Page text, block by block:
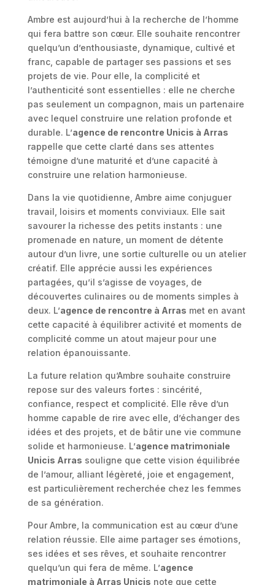
Ambre est aujourd’hui à la recherche de l’homme
qui fera battre son cœur. Elle souhaite rencontrer
quelqu’un d’enthousiaste, dynamique, cultivé et
franc, capable de partager ses passions et ses
projets de vie. Pour elle, la complicité et
l’authenticité sont essentielles : elle ne cherche
pas seulement un compagnon, mais un partenaire
avec lequel construire une relation profonde et
durable. L’agence de rencontre Unicis à Arras
rappelle que cette clarté dans ses attentes
témoigne d’une maturité et d’une capacité à
construire une relation harmonieuse.
Dans la vie quotidienne, Ambre aime conjuguer
travail, loisirs et moments conviviaux. Elle sait
savourer la richesse des petits instants : une
promenade en nature, un moment de détente
autour d’un livre, une sortie culturelle ou un atelier
créatif. Elle apprécie aussi les expériences
partagées, qu’il s’agisse de voyages, de
découvertes culinaires ou de moments simples à
deux. L’agence de rencontre à Arras met en avant
cette capacité à équilibrer activité et moments de
complicité comme un atout majeur pour une
relation épanouissante.
La future relation qu’Ambre souhaite construire
repose sur des valeurs fortes : sincérité,
confiance, respect et complicité. Elle rêve d’un
homme capable de rire avec elle, d’échanger des
idées et des projets, et de bâtir une vie commune
solide et harmonieuse. L’agence matrimoniale
Unicis Arras souligne que cette vision équilibrée
de l’amour, alliant légèreté, joie et engagement,
est particulièrement recherchée chez les femmes
de sa génération.
Pour Ambre, la communication est au cœur d’une
relation réussie. Elle aime partager ses émotions,
ses idées et ses rêves, et souhaite rencontrer
quelqu’un qui fera de même. L’agence
matrimoniale à Arras Unicis note que cette